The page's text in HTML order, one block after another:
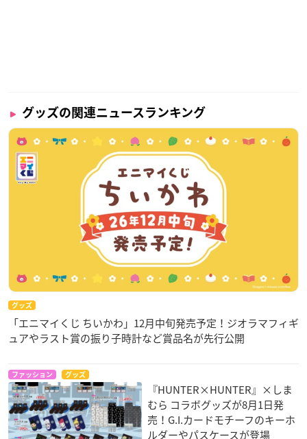
グッズの関連ニュースランキング
グッズ
「エニマイくじ ちいかわ」12月中旬発売予定！ジオラマフィギ
ュアやラスト賞の振り子時計など賞品名が先行公開
ファッション グッズ
『HUNTER×HUNTER』×しま
むら コラボグッズが8月1日発
売！G.I.カードモチーフのキーホ
ルダーやパスケースが登場